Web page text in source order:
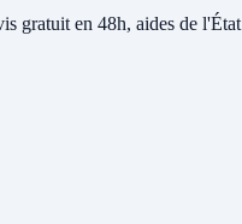
gratuit en 48h, aides de